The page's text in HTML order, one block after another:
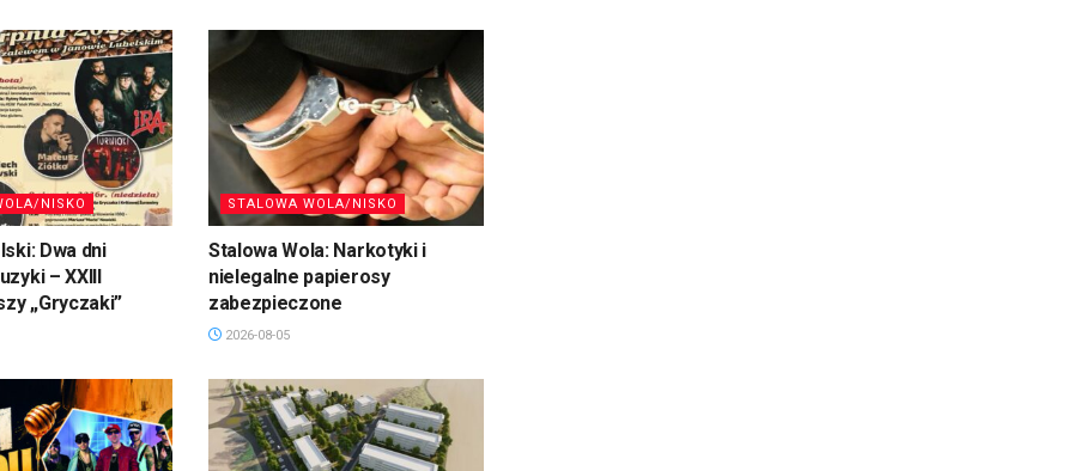
NISKO
Dwa dni
– XXIII
„Gryczaki”
STALOWA WOLA/NISKO
Stalowa Wola: Narkotyki i
nielegalne papierosy
zabezpieczone
2026-08-05